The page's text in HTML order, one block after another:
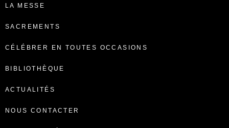
LA MESSE
SACREMENTS
CÉLÉBRER EN TOUTES OCCASIONS
BIBLIOTHÈQUE
ACTUALITÉS
NOUS CONTACTER